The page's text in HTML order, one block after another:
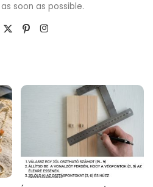
soon as possible.